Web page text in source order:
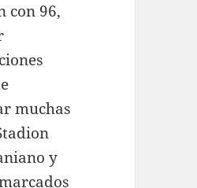
con 96,
muchas
y